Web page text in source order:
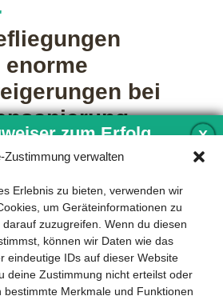
Zustimmung verwalten
Erlebnis zu bieten, verwenden wir
um Geräteinformationen zu
zuzugreifen. Wenn du diesen
können wir Daten wie das
eindeutige IDs auf dieser Website
deine Zustimmung nicht erteilst oder
bestimmte Merkmale und Funktionen
bei
Instandsetzung der zum Teil
X
zum Erfolg
nachhaltigen Geschäftsmodells sind für
jedes Unternehmen unverzichtbar. Das
Model Canvas hilft, sich dabei
das Wesentliche zu konzentrieren
stets im Blick zu behalten, worauf es
wirklich ankommt.